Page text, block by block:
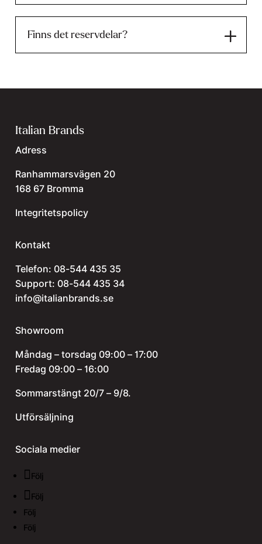
Finns det reservdelar?
Italian Brands
Adress
Ranhammarsvägen 20
168 67 Bromma
Integritetspolicy
Kontakt
Telefon: 08-544 435 35
Support: 08-544 435 34
info@italianbrands.se
Showroom
Måndag – torsdag 09:00 – 17:00
Fredag 09:00 – 16:00
Sommarstängt 20/7 – 9/8.
Utförsäljning
Sociala medier
Följ
Följ
Följ
Följ